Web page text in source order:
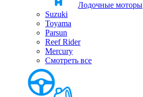
Лодочные моторы
Suzuki
Toyama
Parsun
Reef Rider
Mercury
Смотреть все